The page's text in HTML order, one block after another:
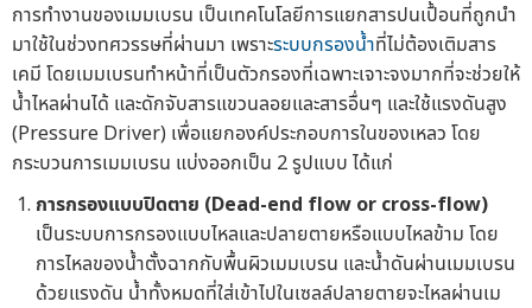
การทำงานของเมมเบรน เป็นเทคโนโลยีการแยกสารปนเปื้อนที่ถูกนำ
มาใช้ในช่วงทศวรรษที่ผ่านมา เพราะระบบกรองน้ำที่ไม่ต้องเติมสาร
เคมี โดยเมมเบรนทำหน้าที่เป็นตัวกรองที่เฉพาะเจาะจงมากที่จะช่วยให้
น้ำไหลผ่านได้ และดักจับสารแขวนลอยและสารอื่นๆ และใช้แรงดันสูง
(Pressure Driver) เพื่อแยกองค์ประกอบการในของเหลว โดย
กระบวนการเมมเบรน แบ่งออกเป็น 2 รูปแบบ ได้แก่
การกรองแบบปิดตาย (Dead-end flow or cross-flow)
เป็นระบบการกรองแบบไหลและปลายตายหรือแบบไหลข้าม โดย
การไหลของน้ำตั้งฉากกับพื้นผิวเมมเบรน และน้ำดันผ่านเมมเบรน
ด้วยแรงดัน น้ำทั้งหมดที่ใส่เข้าไปในเซลล์ปลายตายจะไหลผ่านเม